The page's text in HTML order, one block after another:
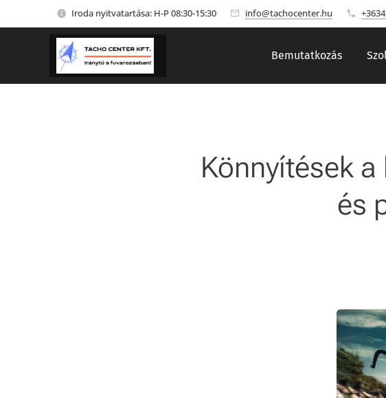
Iroda nyitvatartása: H-P 08:30-15:30 info@tachocenter.hu
Bemutatkozás
Könnyítések
és